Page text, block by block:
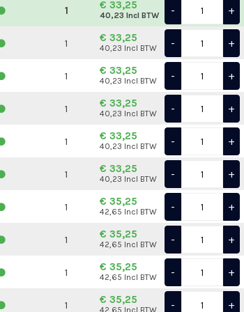
1 € 33,25
40,23 Incl BTW - +
1 € 33,25
40,23 Incl BTW - +
1 € 33,25
40,23 Incl BTW - +
1 € 33,25
40,23 Incl BTW - +
1 € 33,25
40,23 Incl BTW - +
1 € 33,25
40,23 Incl BTW - +
1 € 35,25
42,65 Incl BTW - +
1 € 35,25
42,65 Incl BTW - +
1 € 35,25
42,65 Incl BTW - +
1 € 35,25
42,65 Incl BTW - +